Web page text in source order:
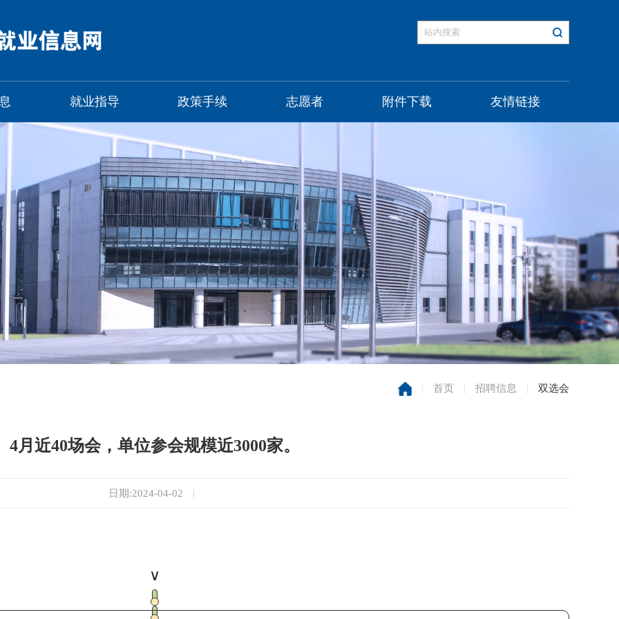
就业指导 政策手续 志愿者 附件下载 友情链接
| 首页 | 招聘信息 | 双选会
4月近40场会，单位参会规模近3000家。
日期:2024-04-02 |
∨